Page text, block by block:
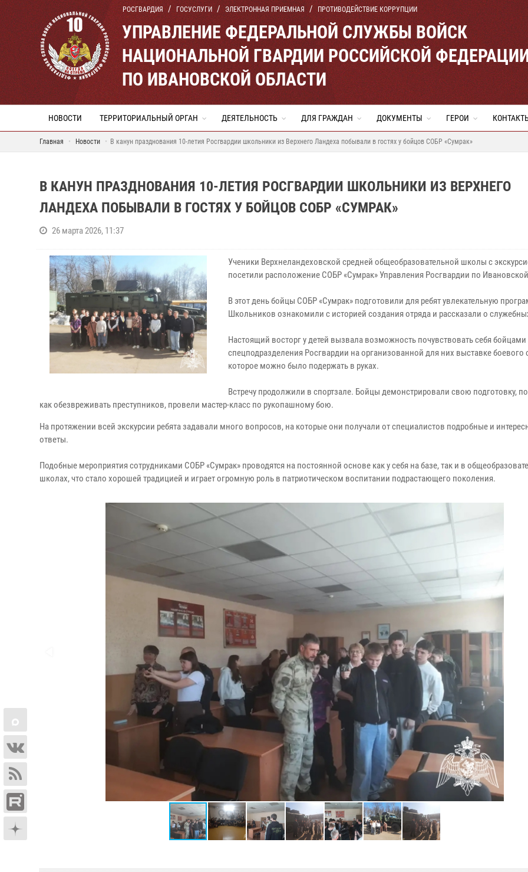
РОСГВАРДИЯ ГОСУСЛУГИ ЭЛЕКТРОННАЯ ПРИЕМНАЯ ПРОТИВОДЕЙСТВИЕ КОРРУПЦИИ
УПРАВЛЕНИЕ ФЕДЕРАЛЬНОЙ СЛУЖБЫ ВОЙСК
НАЦИОНАЛЬНОЙ ГВАРДИИ РОССИЙСКОЙ
ПО ИВАНОВСКОЙ ОБЛАСТИ
НОВОСТИ ТЕРРИТОРИАЛЬНЫЙ ОРГАН ДЕЯТЕЛЬНОСТЬ ДЛЯ ГРАЖДАН ДОКУМЕНТЫ ГЕРОИ
Главная Новости В канун празднования 10-летия Росгвардии школьники из Верхнего Ландеха побывали в гостях у бойцов СОБР «Сумрак»
В КАНУН ПРАЗДНОВАНИЯ 10-ЛЕТИЯ РОСГВАРДИИ ШКОЛЬНИКИ ИЗ ВЕРХНЕГО
ЛАНДЕХА ПОБЫВАЛИ В ГОСТЯХ У БОЙЦОВ СОБР «СУМРАК»
26 марта 2026, 11:37
Ученики Верхнеландеховской средней общеобразовательной школы с
посетили расположение СОБР «Сумрак» Управления Росгвардии по
В этот день бойцы СОБР «Сумрак» подготовили для ребят увлекательную
Школьников ознакомили с историей создания отряда и рассказали о
Настоящий восторг у детей вызвала возможность почувствовать себя бойцами
спецподразделения Росгвардии на организованной для них выставке боевого
которое можно было подержать в руках.
Встречу продолжили в спортзале. Бойцы демонстрировали свою подготовку,
как обезвреживать преступников, провели мастер-класс по рукопашному бою.
На протяжении всей экскурсии ребята задавали много вопросов, на которые они получали от специалистов подробные и
ответы.
Подобные мероприятия сотрудниками СОБР «Сумрак» проводятся на постоянной основе как у себя на базе, так и в
школах, что стало хорошей традицией и играет огромную роль в патриотическом воспитании подрастающего поколения.